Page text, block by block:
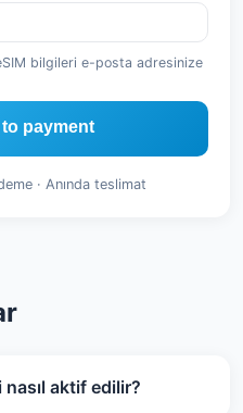
bilgileri e-posta adresinize
payment
· Anında teslimat
aktif edilir?